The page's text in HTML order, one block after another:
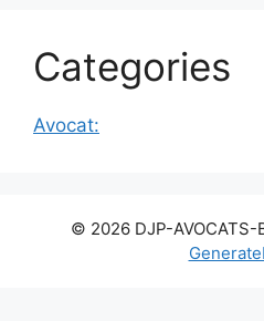
Categories
Avocat:
© 2026 DJP-AVOCATS-